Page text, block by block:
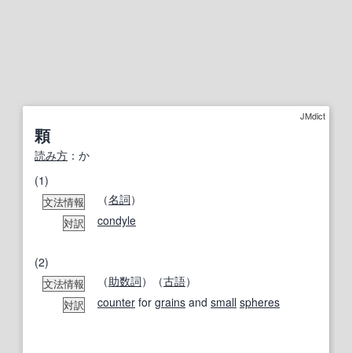
JMdict
顆
読み方 ：か
(1)
文法情報 （名詞）
対訳 condyle
(2)
文法情報 （助数詞）（古語）
対訳 counter for grains and small spheres